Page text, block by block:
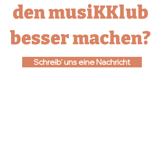
den musiKKlub
besser machen?
Schreib' uns eine Nachricht